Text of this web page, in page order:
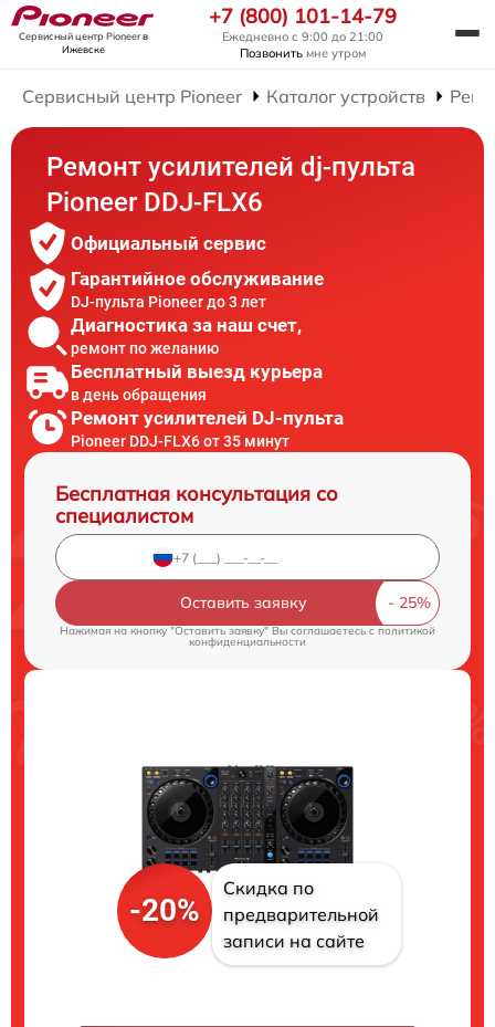
Сервисный центр Pioneerв
Ижевске
+7 (800) 101-14-79
Ежедневно с 9:00 до 21:00
Позвонить мне утром
Сервисный центр Pioneer Каталог устройств
Ремонт усилителей dj-пульта
Pioneer DDJ-FLX6
Официальный сервис
Гарантийное обслуживание
DJ-пульта Pioneer до 3 лет
Диагностика за наш счет,
ремонт по желанию
Бесплатный выезд курьера
в день обращения
Ремонт усилителей DJ-пульта
Pioneer DDJ-FLX6 от 35 минут
Бесплатная консультация со
специалистом
Оставить заявку
Нажимая на кнопку "Оставить заявку" Вы соглашаетесь cполитикой
конфиденциальности
-20%
Скидка по
предварительной
записи на сайте